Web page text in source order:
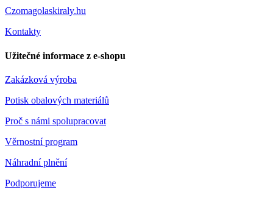
Czomagolaskiraly.hu
Kontakty
Užitečné informace z e-shopu
Zakázková výroba
Potisk obalových materiálů
Proč s námi spolupracovat
Věrnostní program
Náhradní plnění
Podporujeme